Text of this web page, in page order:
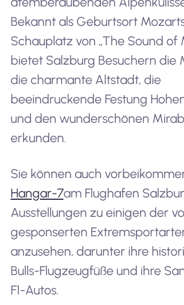
Bekannt als Geburtsort
Schauplatz von „The Sound of
bietet Salzburg Besuchern die
die charmante Altstadt, die
beeindruckende Festung
und den wunderschönen
erkunden.
Sie können auch
Hangar-7am Flughafen
Ausstellungen zu einigen der
gesponserten
anzusehen, darunter ihre
Bulls-Flugzeugfüße und ihre
F1-Autos.